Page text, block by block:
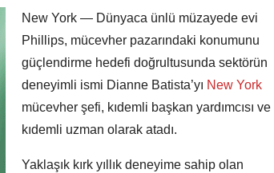
New York — Dünyaca ünlü müzayede evi
Phillips, mücevher pazarındaki konumunu
güçlendirme hedefi doğrultusunda sektörün
deneyimli ismi Dianne Batista’yı New York
mücevher şefi, kıdemli başkan yardımcısı ve
kıdemli uzman olarak atadı.
Yaklaşık kırk yıllık deneyime sahip olan